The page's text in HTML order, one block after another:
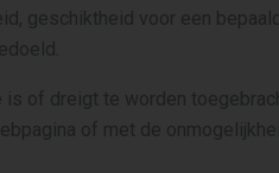
geschiktheid voor een
of dreigt te worden
of met de